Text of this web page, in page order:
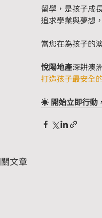
留學，是孩子成
追求學業與夢想
當您在為孩子的
悅陽地產深耕澳
打造孩子最安全
☀️ 開始立即行動
文章